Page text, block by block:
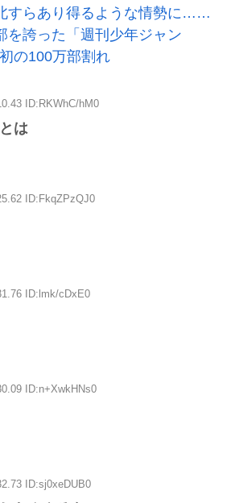
すらあり得るような情勢に……
を誇った「週刊少年ジャン
の100万部割れ
ID:RKWhC/hM0
は
ID:FkqZPzQJ0
ID:lmk/cDxE0
ID:n+XwkHNs0
ID:sj0xeDUB0